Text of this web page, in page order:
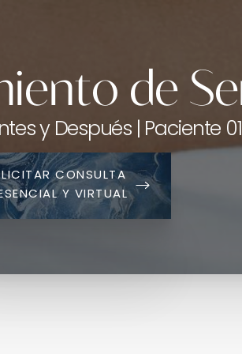
de
y Después | Paciente 01
CONSULTA
Y VIRTUAL